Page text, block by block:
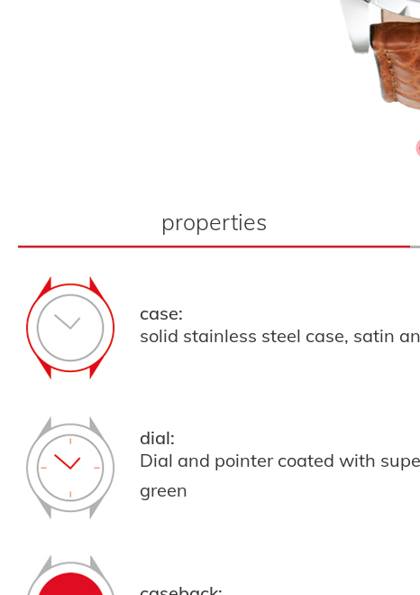
properties
case:
solid stainless steel case, satin
dial:
Dial and pointer coated with
green